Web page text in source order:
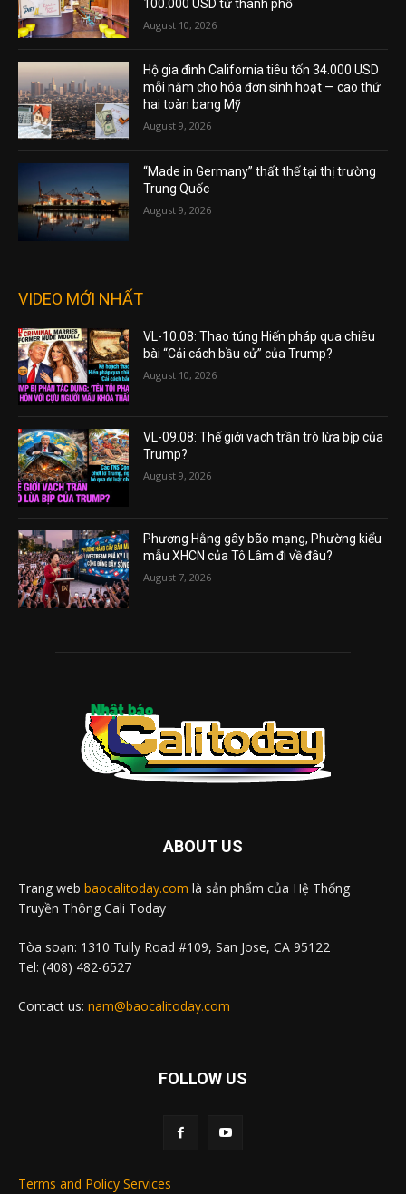
100.000 USD từ thành phố
August 10, 2026
Hộ gia đình California tiêu tốn 34.000 USD
mỗi năm cho hóa đơn sinh hoạt — cao thứ
hai toàn bang Mỹ
August 9, 2026
“Made in Germany” thất thế tại thị trường
Trung Quốc
August 9, 2026
VIDEO MỚI NHẤT
VL-10.08: Thao túng Hiến pháp qua chiêu
bài “Cải cách bầu cử” của Trump?
August 10, 2026
VL-09.08: Thế giới vạch trần trò lừa bịp của
Trump?
August 9, 2026
Phương Hằng gây bão mạng, Phường kiểu
mẫu XHCN của Tô Lâm đi về đâu?
August 7, 2026
ABOUT US
Trang web baocalitoday.com là sản phẩm của Hệ Thống
Truyền Thông Cali Today
Tòa soạn: 1310 Tully Road #109, San Jose, CA 95122
Tel: (408) 482-6527
Contact us: nam@baocalitoday.com
FOLLOW US
Terms and Policy Services